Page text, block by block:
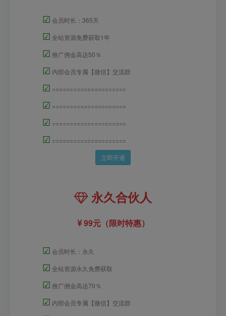
☑ 会员时长：365天
☑ 全站资源免费获取1年
☑ 推广佣金高达50％
☑ 内部会员专属【微信】交流群
☑ =====================
☑ =====================
☑ =====================
☑ =====================
立即开通
永久合伙人
99元（限时特惠）
☑ 会员时长：永久
☑ 全站资源永久免费获取
☑ 推广佣金高达70％
☑ 内部会员专属【微信】交流群